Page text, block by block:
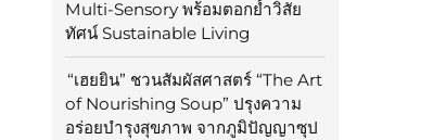
Multi-Sensory พร้อมตอกย้ำวิสัย
ทัศน์ Sustainable Living
“เฮยยิน” ชวนสัมผัสศาสตร์ “The Art
of Nourishing Soup” ปรุงความ
อร่อยบำรุงสุขภาพ จากภูมิปัญญาซุป